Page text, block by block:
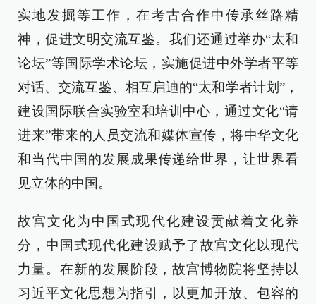
实地发掘等工作，在考古合作中传承丝路精
神，促进文明交流互鉴。我们还通过举办“太和
论坛”等国际学术论坛，实施促进中外学者平等
对话、交流互鉴、相互启迪的“太和学者计划”，
建设国际联合实验室和培训中心，通过文化“请
进来”带来的人员交流和媒体宣传，将中华文化
和当代中国的发展成果传递给世界，让世界看
见立体的中国。
故宫文化为中国式现代化建设贡献着文化养
分，中国式现代化建设赋予了故宫文化以现代
力量。在新的发展阶段，故宫博物院将坚持以
习近平文化思想为指引，以更加开放、包容的